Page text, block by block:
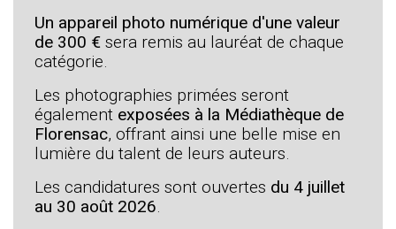
Un appareil photo numérique d'une valeur
de 300 € sera remis au lauréat de chaque
catégorie.
Les photographies primées seront
également exposées à la Médiathèque de
Florensac, offrant ainsi une belle mise en
lumière du talent de leurs auteurs.
Les candidatures sont ouvertes du 4 juillet
au 30 août 2026.